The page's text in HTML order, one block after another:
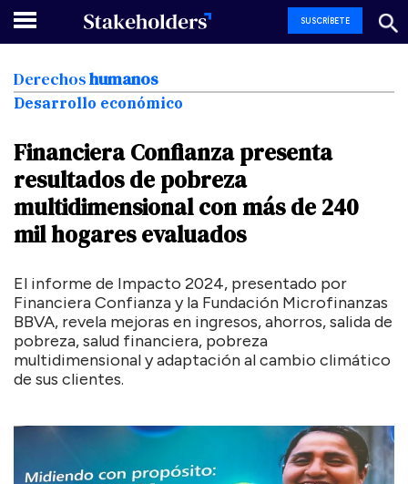
SUSCRÍBETE
Derechoshumanos
Desarrollo económico
Financiera Confianza presenta
resultados de pobreza
multidimensional conmás de 240
milhogares evaluados
El informe de Impacto 2024, presentado por
Financiera Confianza y la Fundación Microfinanzas
BBVA, revela mejoras en ingresos, ahorros, salida de
pobreza, salud financiera, pobreza
multidimensional y adaptación al cambio climático
de sus clientes.